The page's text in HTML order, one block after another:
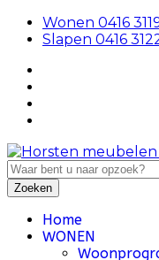
Wonen 0416
Slapen 0416
Home
WONEN